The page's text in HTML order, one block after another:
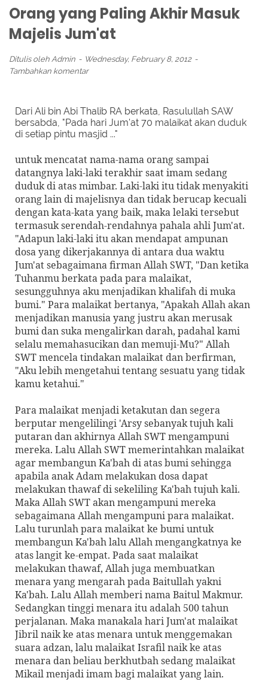
Orang yang Paling Akhir Masuk
Majelis Jum'at
Ditulis oleh Admin
Wednesday, February 8, 2012
Tambahkan komentar
Dari Ali bin Abi Thalib RA berkata, Rasulullah SAW
bersabda, "Pada hari Jum'at 70 malaikat akan duduk
di setiap pintu masjid ..."
untuk mencatat nama-nama orang sampai
datangnya laki-laki terakhir saat imam sedang
duduk di atas mimbar. Laki-laki itu tidak menyakiti
orang lain di majelisnya dan tidak berucap kecuali
dengan kata-kata yang baik, maka lelaki tersebut
termasuk serendah-rendahnya pahala ahli Jum'at.
"Adapun laki-laki itu akan mendapat ampunan
dosa yang dikerjakannya di antara dua waktu
Jum'at sebagaimana firman Allah SWT, "Dan ketika
Tuhanmu berkata pada para malaikat,
sesungguhnya aku menjadikan khalifah di muka
bumi." Para malaikat bertanya, "Apakah Allah akan
menjadikan manusia yang justru akan merusak
bumi dan suka mengalirkan darah, padahal kami
selalu memahasucikan dan memuji-Mu?" Allah
SWT mencela tindakan malaikat dan berfirman,
"Aku lebih mengetahui tentang sesuatu yang tidak
kamu ketahui."
Para malaikat menjadi ketakutan dan segera
berputar mengelilingi 'Arsy sebanyak tujuh kali
putaran dan akhirnya Allah SWT mengampuni
mereka. Lalu Allah SWT memerintahkan malaikat
agar membangun Ka'bah di atas bumi sehingga
apabila anak Adam melakukan dosa dapat
melakukan thawaf di sekeliling Ka'bah tujuh kali.
Maka Allah SWT akan mengampuni mereka
sebagaimana Allah mengampuni para malaikat.
Lalu turunlah para malaikat ke bumi untuk
membangun Ka'bah lalu Allah mengangkatnya ke
atas langit ke-empat. Pada saat malaikat
melakukan thawaf, Allah juga membuatkan
menara yang mengarah pada Baitullah yakni
Ka'bah. Lalu Allah memberi nama Baitul Makmur.
Sedangkan tinggi menara itu adalah 500 tahun
perjalanan. Maka manakala hari Jum'at malaikat
Jibril naik ke atas menara untuk menggemakan
suara adzan, lalu malaikat Israfil naik ke atas
menara dan beliau berkhutbah sedang malaikat
Mikail menjadi imam bagi malaikat yang lain.